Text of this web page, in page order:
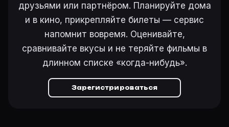
друзьями или партнёром. Планируйте дома
и в кино, прикрепляйте билеты — сервис
напомнит вовремя. Оценивайте,
сравнивайте вкусы и не теряйте фильмы в
длинном списке «когда-нибудь».
Зарегистрироваться